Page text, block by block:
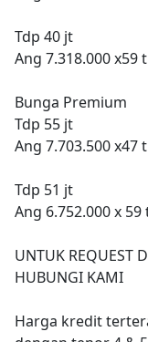
Tdp 40 jt
Ang 7.318.000 x59
Bunga Premium
Tdp 55 jt
Ang 7.703.500 x47
Tdp 51 jt
Ang 6.752.000 x 59
UNTUK REQUEST
HUBUNGI KAMI
Harga kredit